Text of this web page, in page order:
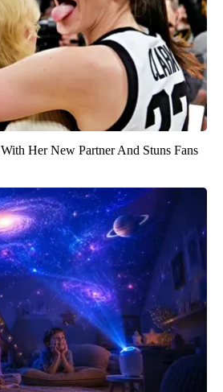
Her New Partner And Stuns Fans